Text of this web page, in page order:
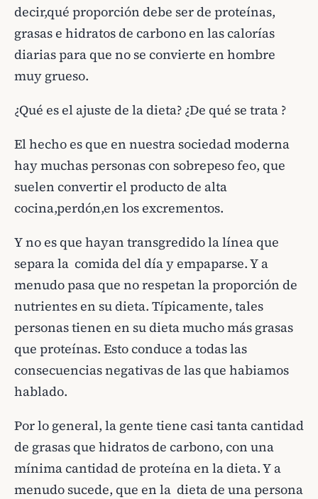
decir,qué proporción debe ser de proteínas,
grasas e hidratos de carbono en las calorías
diarias para que no se convierte en hombre
muy grueso.
¿Qué es el ajuste de la dieta? ¿De qué se trata ?
El hecho es que en nuestra sociedad moderna
hay muchas personas con sobrepeso feo, que
suelen convertir el producto de alta
cocina,perdón,en los excrementos.
Y no es que hayan transgredido la línea que
separa la comida del día y empaparse. Y a
menudo pasa que no respetan la proporción de
nutrientes en su dieta. Típicamente, tales
personas tienen en su dieta mucho más grasas
que proteínas. Esto conduce a todas las
consecuencias negativas de las que habiamos
hablado.
Por lo general, la gente tiene casi tanta cantidad
de grasas que hidratos de carbono, con una
mínima cantidad de proteína en la dieta. Y a
menudo sucede, que en la dieta de una persona